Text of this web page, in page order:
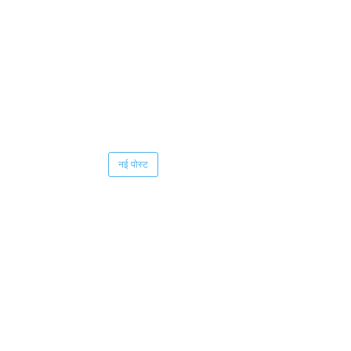
नई पोस्ट